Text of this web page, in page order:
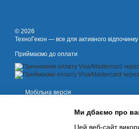
© 2026
ТехноГекон — все для активного відпочинку
Приймаємо до оплати
Мобільна версія
Ми дбаємо про
Цей веб-сайт